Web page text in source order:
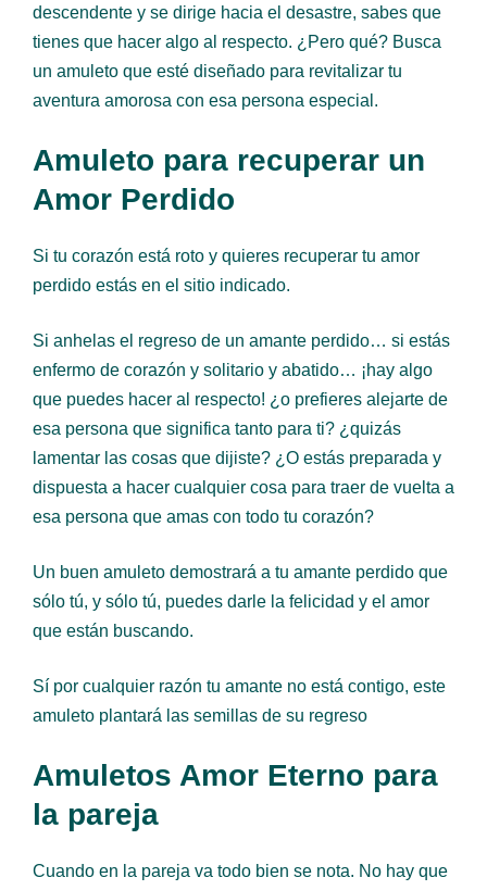
descendente y se dirige hacia el desastre, sabes que
tienes que hacer algo al respecto. ¿Pero qué? Busca
un amuleto que esté diseñado para revitalizar tu
aventura amorosa con esa persona especial.
Amuleto para recuperar un
Amor Perdido
Si tu corazón está roto y quieres recuperar tu amor
perdido estás en el sitio indicado.
Si anhelas el regreso de un amante perdido… si estás
enfermo de corazón y solitario y abatido… ¡hay algo
que puedes hacer al respecto! ¿o prefieres alejarte de
esa persona que significa tanto para ti? ¿quizás
lamentar las cosas que dijiste? ¿O estás preparada y
dispuesta a hacer cualquier cosa para traer de vuelta a
esa persona que amas con todo tu corazón?
Un buen amuleto demostrará a tu amante perdido que
sólo tú, y sólo tú, puedes darle la felicidad y el amor
que están buscando.
Sí por cualquier razón tu amante no está contigo, este
amuleto plantará las semillas de su regreso
Amuletos Amor Eterno para
la pareja
Cuando en la pareja va todo bien se nota. No hay que